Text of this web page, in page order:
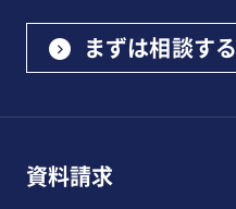
まずは相談する
資料請求